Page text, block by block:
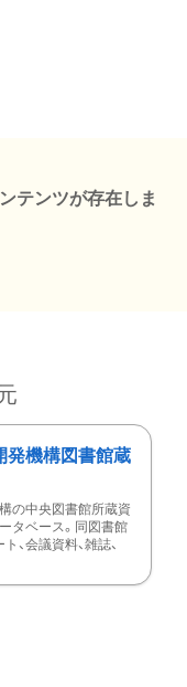
テンツが存在しま
発機構図書館蔵
の中央図書館所蔵資
タベース。同図書館
、会議資料、雑誌、